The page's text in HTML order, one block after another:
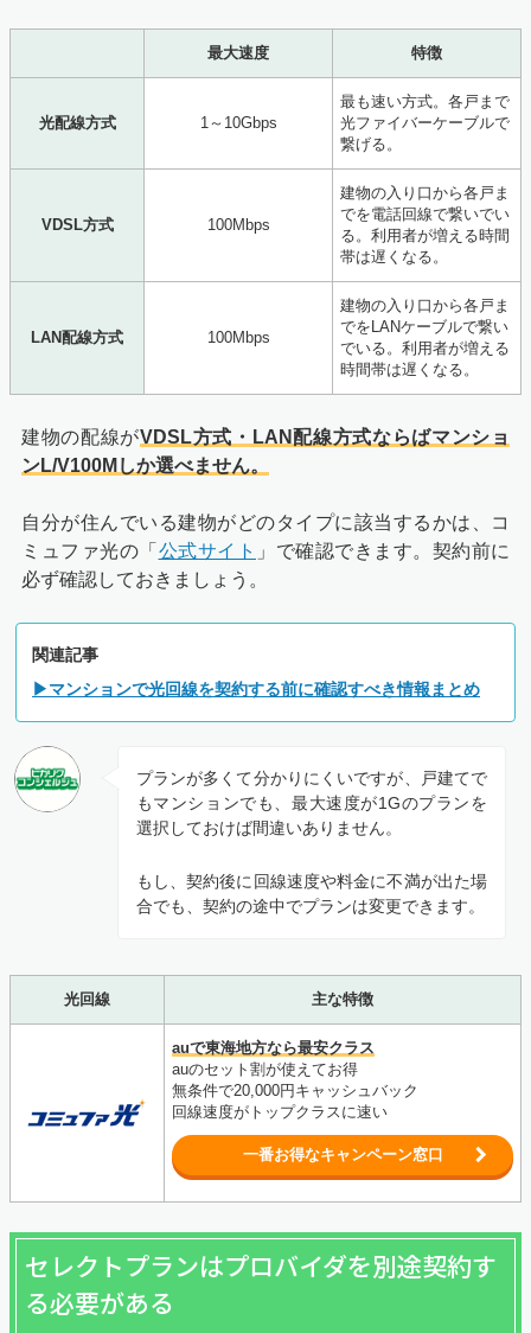
最大速度 特徴
光配線方式 1～10Gbps
最も速い方式。各戸まで
光ファイバーケーブルで
繋げる。
VDSL方式 100Mbps
建物の入り口から各戸ま
でを電話回線で繋いでい
る。利用者が増える時間
帯は遅くなる。
LAN配線方式 100Mbps
建物の入り口から各戸ま
でをLANケーブルで繋い
でいる。利用者が増える
時間帯は遅くなる。
建物の配線がVDSL方式・LAN配線方式ならばマンショ
ンL/V100Mしか選べません。
自分が住んでいる建物がどのタイプに該当するかは、コ
ミュファ光の「 公式サイト 」で確認できます。契約前に
必ず確認しておきましょう。
関連記事
▶マンションで光回線を契約する前に確認すべき情報まとめ
プランが多くて分かりにくいですが、戸建てで
もマンションでも、最大速度が1Gのプランを
選択しておけば間違いありません。
もし、契約後に回線速度や料金に不満が出た場
合でも、契約の途中でプランは変更できます。
光回線 主な特徴
auで東海地方なら最安クラス
auのセット割が使えてお得
無条件で20,000円キャッシュバック
回線速度がトップクラスに速い
一番お得なキャンペーン窓口
セレクトプランはプロバイダを別途契約す
る必要がある